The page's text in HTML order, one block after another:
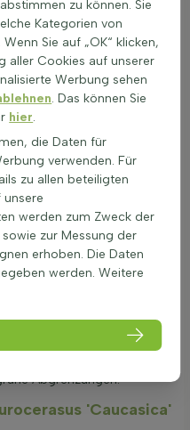
(Prunus laurocerasus
weiße
sind und viele Bienen und
dunkelgrünen
bieten Vögeln guten
vasenförmig und dicht
und robusten,
und Sichtschutz.
oder schattig sein;
jedoch keine
Boden ist geeignet,
ein lockerer, gut
sollten nicht verzehrt
Abgrenzungen.
'Caucasica'
zu können. Sie
Kategorien von
Sie auf „OK“ klicken,
aller Cookies auf unserer
Werbung sehen
. Das können Sie
hier.
die Daten für
verwenden. Für
zu allen beteiligten
unsere
werden zum Zweck der
zur Messung der
erhoben. Die Daten
werden. Weitere